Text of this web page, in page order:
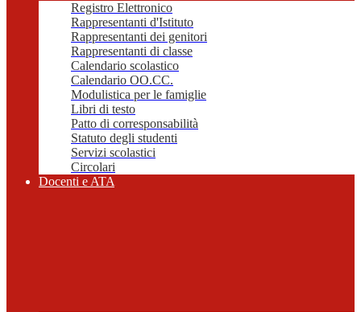
Registro Elettronico
Rappresentanti d'Istituto
Rappresentanti dei genitori
Rappresentanti di classe
Calendario scolastico
Calendario OO.CC.
Modulistica per le famiglie
Libri di testo
Patto di corresponsabilità
Statuto degli studenti
Servizi scolastici
Circolari
Docenti e ATA